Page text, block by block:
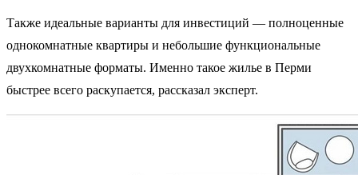
Также идеальные варианты для инвестиций — полноценные
однокомнатные квартиры и небольшие функциональные
двухкомнатные форматы. Именно такое жилье в Перми
быстрее всего раскупается, рассказал эксперт.